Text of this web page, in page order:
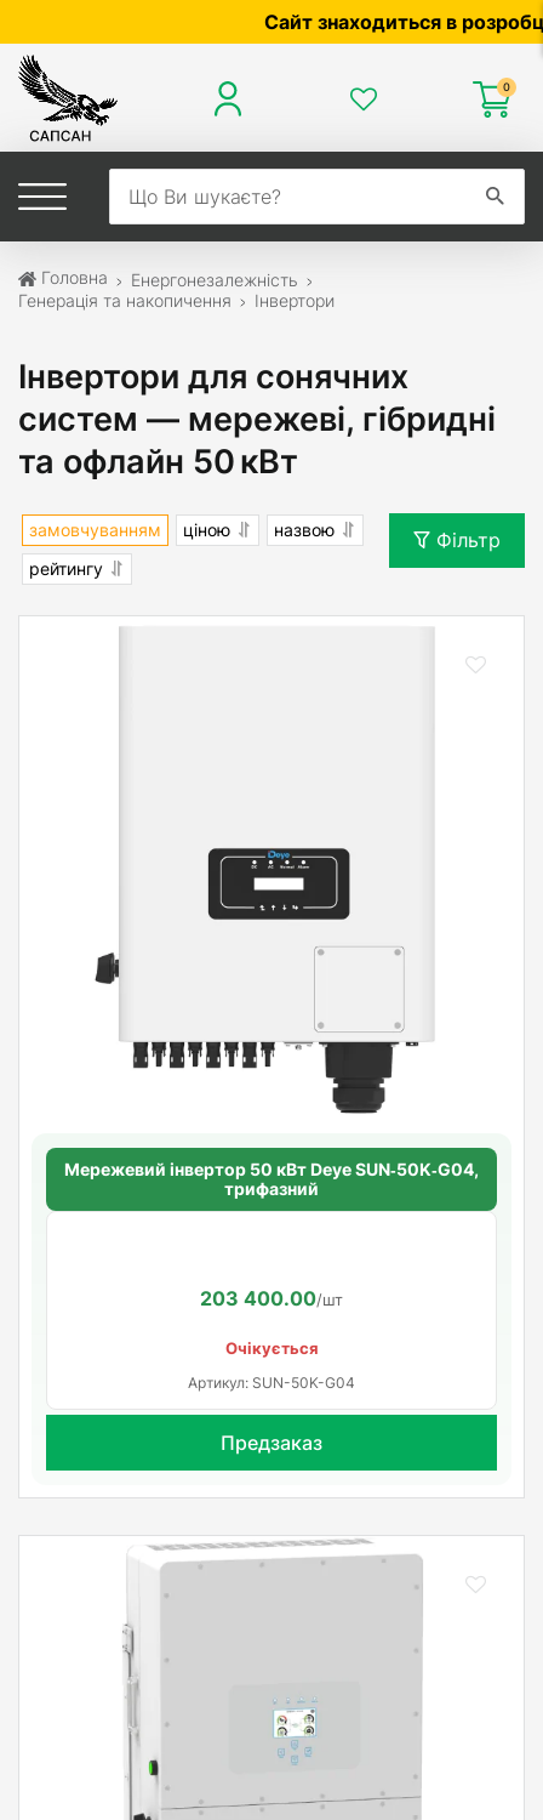
Сайт знаходиться в розробці
0
Головна
Енергонезалежність
Генерація та накопичення
Інвертори
Інвертори для сонячних
систем — мережеві, гібридні
та офлайн 50 кВт
замовчуванням ціною
назвою
рейтингу
Фільтр
Мережевий інвертор 50 кВт Deye SUN‑50K‑G04,
трифазний
203 400.00/шт
Очікується
Артикул: SUN-50K-G04
Предзаказ